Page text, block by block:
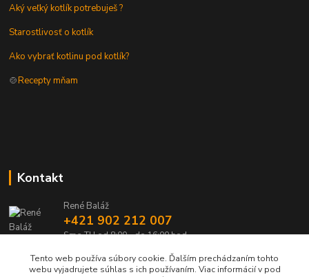
Aký veľký kotlík potrebuješ ?
Starostlivosť o kotlík
Ako vybrať kotlinu pod kotlík?
🍲Recepty mňam
Kontakt
René Baláž
+421 902 212 007
Sme TU od 8:00 - do 16:00 hod
info@kotlik.sk
Tento web používa súbory cookie. Ďalším prechádzaním tohto
webu vyjadrujete súhlas s ich používaním. Viac informácií v pod